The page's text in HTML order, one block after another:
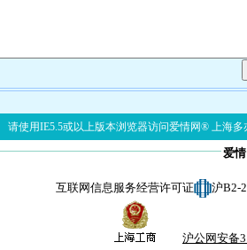
请使用IE5.5或以上版本浏览器访问爱情网® 上海多
爱
互联网信息服务经营许可证 沪B2-
沪公网安备